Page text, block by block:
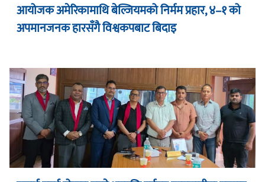
आयोजक अमेरिकामाथि बेल्जियमको निर्मम प्रहार, ४–१ को
अपमानजनक हारसँगै विश्वकपबाट बिदाइ